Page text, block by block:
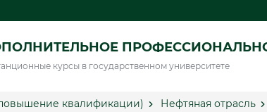
курсы в государственном университете
квалификации) Нефтяная отрасль